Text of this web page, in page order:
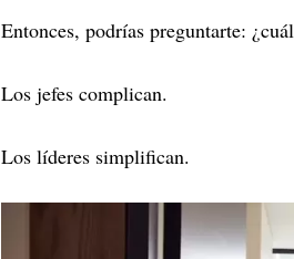
Entonces, podrías preguntarte:
Los jefes complican.
Los líderes simplifican.